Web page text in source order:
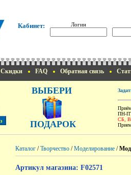
Кабинет: Логин
Скидки FAQ Обратная связь
ВЫБЕРИ
ПОДАРОК
ПН-
СБ,
Каталог /Творчество /Моделирование /
Артикул магазина: F02571